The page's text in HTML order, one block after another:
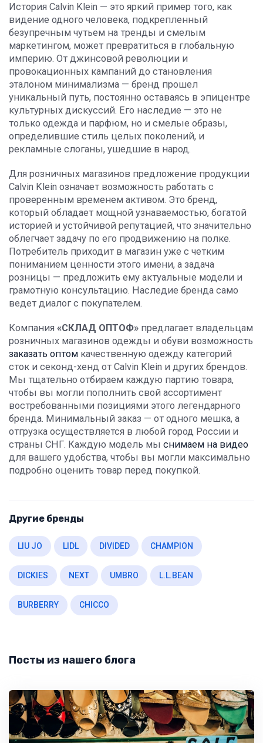
История Calvin Klein — это яркий пример того, как
видение одного человека, подкрепленный
безупречным чутьем на тренды и смелым
маркетингом, может превратиться в глобальную
империю. От джинсовой революции и
провокационных кампаний до становления
эталоном минимализма — бренд прошел
уникальный путь, постоянно оставаясь в эпицентре
культурных дискуссий. Его наследие — это не
только одежда и парфюм, но и смелые образы,
определившие стиль целых поколений, и
рекламные слоганы, ушедшие в народ.
Для розничных магазинов предложение продукции
Calvin Klein означает возможность работать с
проверенным временем активом. Это бренд,
который обладает мощной узнаваемостью, богатой
историей и устойчивой репутацией, что значительно
облегчает задачу по его продвижению на полке.
Потребитель приходит в магазин уже с четким
пониманием ценности этого имени, а задача
розницы — предложить ему актуальные модели и
грамотную консультацию. Наследие бренда само
ведет диалог с покупателем.
Компания «СКЛАД ОПТОФ» предлагает владельцам
розничных магазинов одежды и обуви возможность
заказать оптом качественную одежду категорий
сток и секонд-хенд от Calvin Klein и других брендов.
Мы тщательно отбираем каждую партию товара,
чтобы вы могли пополнить свой ассортимент
востребованными позициями этого легендарного
бренда. Минимальный заказ — от одного мешка, а
отгрузка осуществляется в любой город России и
страны СНГ. Каждую модель мы снимаем на видео
для вашего удобства, чтобы вы могли максимально
подробно оценить товар перед покупкой.
Другие бренды
LIU JO LIDL DIVIDED CHAMPION
DICKIES NEXT UMBRO L.L.BEAN
BURBERRY CHICCO
Посты из нашего блога